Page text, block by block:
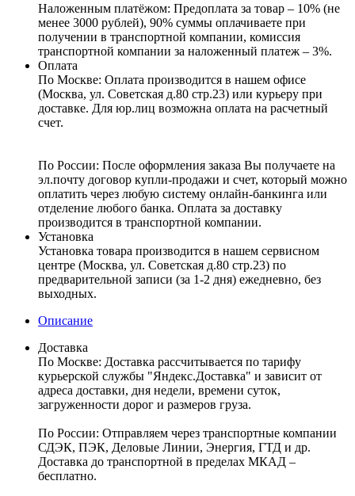
Наложенным платёжом: Предоплата за товар – 10% (не
менее 3000 рублей), 90% суммы оплачиваете при
получении в транспортной компании, комиссия
транспортной компании за наложенный платеж – 3%.
Оплата
По Москве: Оплата производится в нашем офисе
(Москва, ул. Советская д.80 стр.23) или курьеру при
доставке. Для юр.лиц возможна оплата на расчетный
счет.
По России: После оформления заказа Вы получаете на
эл.почту договор купли-продажи и счет, который можно
оплатить через любую систему онлайн-банкинга или
отделение любого банка. Оплата за доставку
производится в транспортной компании.
Установка
Установка товара производится в нашем сервисном
центре (Москва, ул. Советская д.80 стр.23) по
предварительной записи (за 1-2 дня) ежедневно, без
выходных.
Описание
Доставка
По Москве: Доставка рассчитывается по тарифу
курьерской службы "Яндекс.Доставка" и зависит от
адреса доставки, дня недели, времени суток,
загруженности дорог и размеров груза.
По России: Отправляем через транспортные компании
СДЭК, ПЭК, Деловые Линии, Энергия, ГТД и др.
Доставка до транспортной в пределах МКАД –
бесплатно.